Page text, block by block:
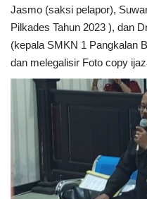
Jasmo (saksi pelapor),
Pilkades Tahun 2023 ), dan
(kepala SMKN 1 Pangkalan
dan melegalisir Foto copy